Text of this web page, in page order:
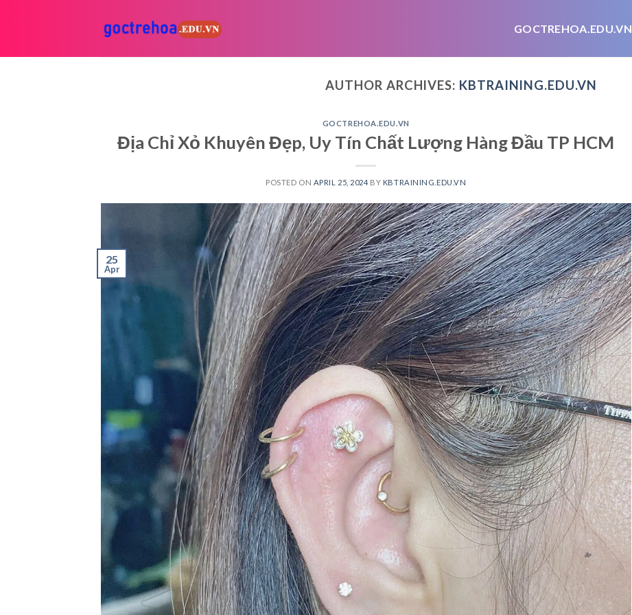
GOCTREHOA.EDU.VN
AUTHOR ARCHIVES: KBTRAINING.EDU.VN
GOCTREHOA.EDU.VN
Địa Chỉ Xỏ Khuyên Đẹp, Uy Tín Chất Lượng Hàng Đầu TP HCM
POSTED ON APRIL 25, 2024 BY KBTRAINING.EDU.VN
25
Apr